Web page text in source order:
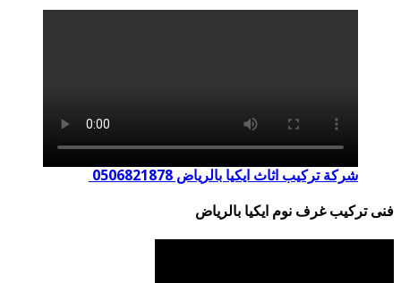
شركة تركيب اثاث ايكيا بالرياض 0506821878
فنى تركيب غرف نوم ايكيا بالرياض